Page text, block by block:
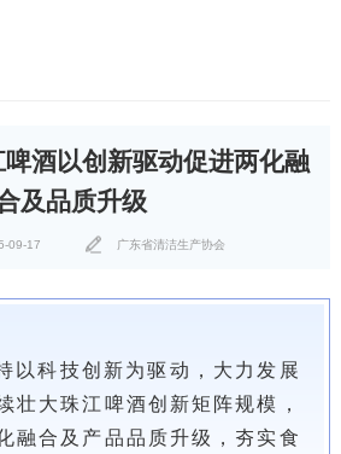
酒以创新驱动促进两化融
及品质升级
09-17 广东省清洁生产协会
以科技创新为驱动，大力发展
壮大珠江啤酒创新矩阵规模，
融合及产品品质升级，夯实食